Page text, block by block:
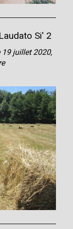
Si' 2
juillet 2020,